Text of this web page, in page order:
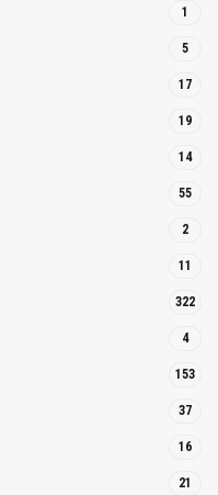
1
5
17
19
14
55
2
11
322
4
153
37
16
21